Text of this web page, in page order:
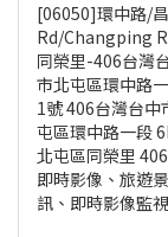
[06050]環中路/
Rd/Changping
同榮里-406台灣
市北屯區環中路
1號 406台灣台
屯區環中路一段
北屯區同榮里
即時影像、旅遊
訊、即時影像監